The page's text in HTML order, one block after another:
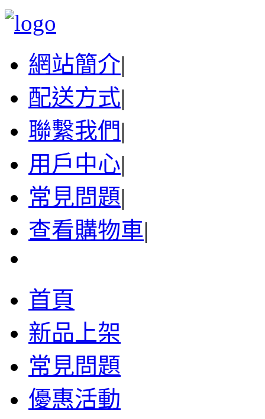
網站簡介|
配送方式|
聯繫我們|
用戶中心|
常見問題|
查看購物車|
首頁
新品上架
常見問題
優惠活動